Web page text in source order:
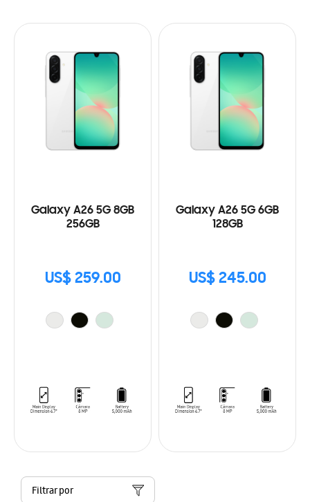
Galaxy A26 5G 8GB
256GB
US$ 259.00
Galaxy A26 5G 6GB
128GB
US$ 245.00
Filtrar por